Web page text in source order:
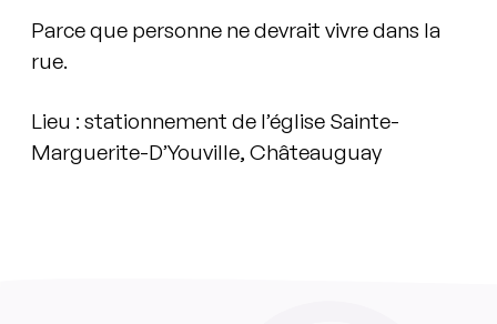
Parce que personne ne devrait vivre dans la
rue.
Lieu : stationnement de l’église Sainte-
Marguerite-D’Youville, Châteauguay